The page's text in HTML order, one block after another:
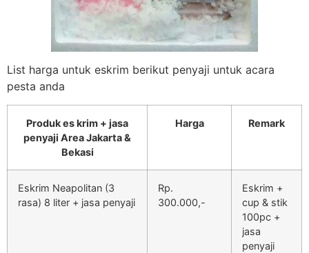
List harga untuk eskrim berikut penyaji untuk acara
pesta anda
Produk es krim + jasa
penyaji Area Jakarta &
Bekasi
Harga Remark
Eskrim Neapolitan (3
rasa) 8 liter + jasa penyaji
Rp.
300.000,-
Eskrim +
cup & stik
100pc +
jasa
penyaji